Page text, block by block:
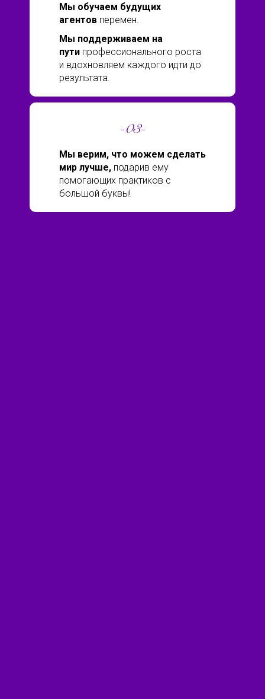
Мы обучаем будущих
агентов перемен.
Мы поддерживаем на
пути профессионального роста
и вдохновляем каждого идти до
результата.
-03-
Мы верим, что можем сделать
мир лучше, подарив ему
помогающих практиков с
большой буквы!